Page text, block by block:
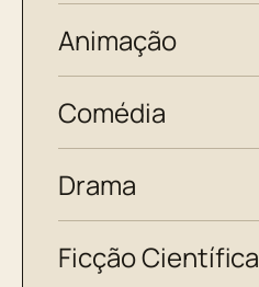
Animação
Comédia
Drama
Ficção Científica